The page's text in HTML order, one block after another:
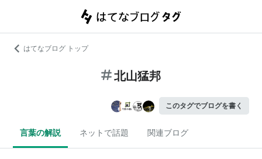
はてなブログ トップ
北山猛邦
このタグでブログを書く
言葉の解説 ネットで話題 関連ブログ